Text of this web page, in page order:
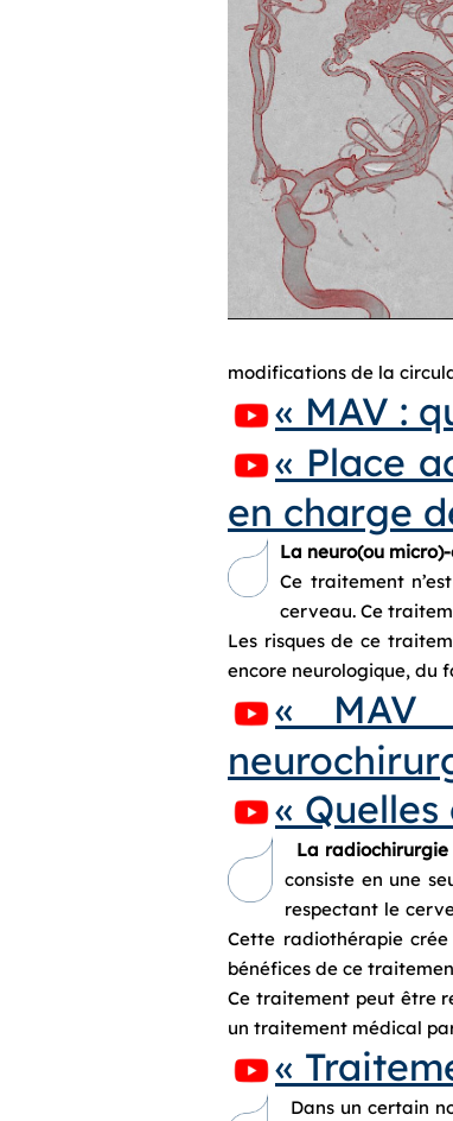
modifications de la
« MAV :
« Place
en charge
La neuro(ou
Ce traitement
cerveau. Ce
Les risques de ce
encore neurologique, du
« MAV
«
La radiochirurgie
consiste en une
respectant le
Cette radiothérapie
bénéfices de ce
Ce traitement peut être
un traitement médical
«
Dans un certain